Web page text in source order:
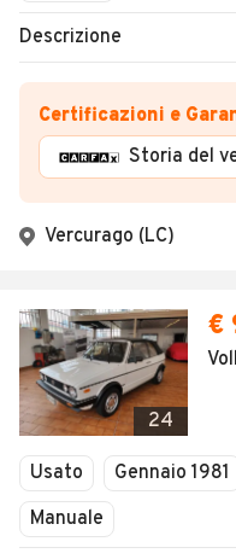
Descrizione
Certificazioni e
Storia del
Vercurago (LC)
24
€
Usato Gennaio 1981
Manuale